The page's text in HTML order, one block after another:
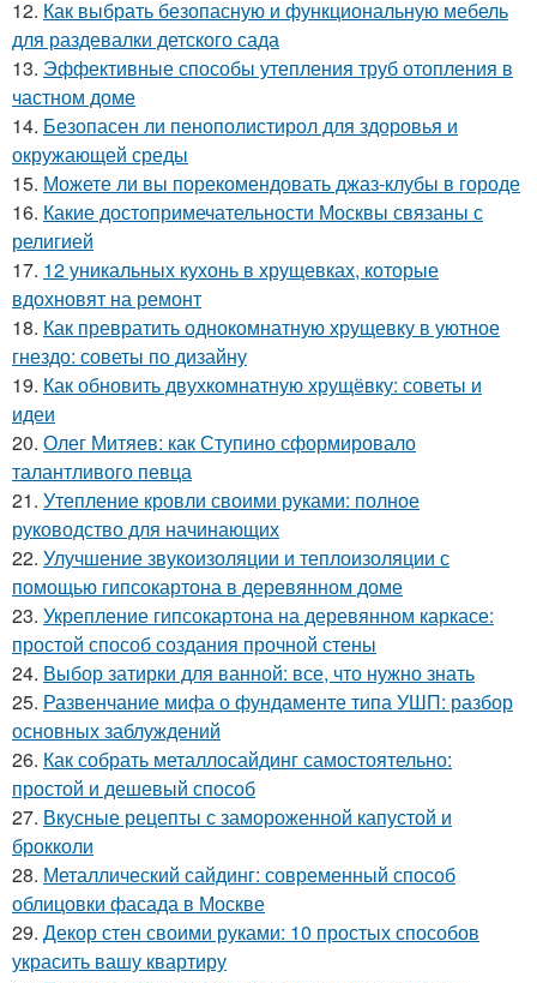
12. Как выбрать безопасную и функциональную мебель
для раздевалки детского сада
13. Эффективные способы утепления труб отопления в
частном доме
14. Безопасен ли пенополистирол для здоровья и
окружающей среды
15. Можете ли вы порекомендовать джаз-клубы в городе
16. Какие достопримечательности Москвы связаны с
религией
17. 12 уникальных кухонь в хрущевках, которые
вдохновят на ремонт
18. Как превратить однокомнатную хрущевку в уютное
гнездо: советы по дизайну
19. Как обновить двухкомнатную хрущёвку: советы и
идеи
20. Олег Митяев: как Ступино сформировало
талантливого певца
21. Утепление кровли своими руками: полное
руководство для начинающих
22. Улучшение звукоизоляции и теплоизоляции с
помощью гипсокартона в деревянном доме
23. Укрепление гипсокартона на деревянном каркасе:
простой способ создания прочной стены
24. Выбор затирки для ванной: все, что нужно знать
25. Развенчание мифа о фундаменте типа УШП: разбор
основных заблуждений
26. Как собрать металлосайдинг самостоятельно:
простой и дешевый способ
27. Вкусные рецепты с замороженной капустой и
брокколи
28. Металлический сайдинг: современный способ
облицовки фасада в Москве
29. Декор стен своими руками: 10 простых способов
украсить вашу квартиру